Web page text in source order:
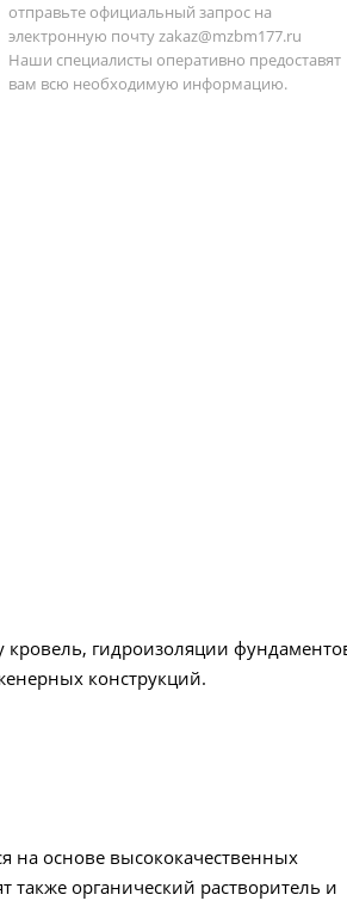
отправьте официальный запрос на
электронную почтуzakaz@mzbm177.ru
Наши специалисты оперативно предоставят
вам всю необходимую информацию.
кровель, гидроизоляции
конструкций.
на основе высококачественных
также органический растворитель и